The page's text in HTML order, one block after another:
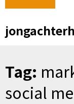
Tag:
social